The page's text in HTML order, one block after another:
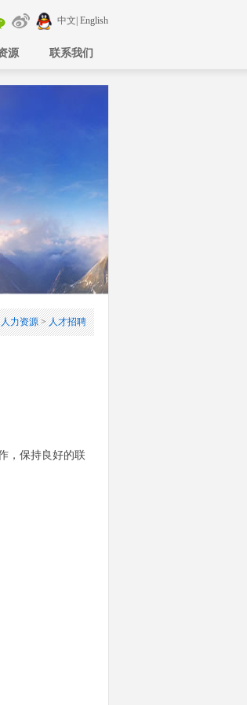
中文 | English
源 联系我们
人力资源>人才招聘
，保持良好的联